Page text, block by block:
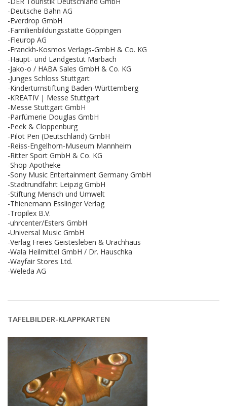
-Deutsche Bahn AG
-Everdrop GmbH
-Familienbildungsstätte Göppingen
-Fleurop AG
-Franckh-Kosmos Verlags-GmbH & Co. KG
-Haupt- und Landgestüt Marbach
-Jako-o / HABA Sales GmbH & Co. KG
-Junges Schloss Stuttgart
-Kinderturnstiftung Baden-Württemberg
-KREATIV | Messe Stuttgart
-Messe Stuttgart GmbH
-Parfümerie Douglas GmbH
-Peek & Cloppenburg
-Pilot Pen (Deutschland) GmbH
-Reiss-Engelhorn-Museum Mannheim
-Ritter Sport GmbH & Co. KG
-Shop-Apotheke
-Sony Music Entertainment Germany GmbH
-Stadtrundfahrt Leipzig GmbH
-Stiftung Mensch und Umwelt
-Thienemann Esslinger Verlag
-Tropilex B.V.
-uhrcenter/Esters GmbH
-Universal Music GmbH
-Verlag Freies Geistesleben & Urachhaus
-Wala Heilmittel GmbH / Dr. Hauschka
-Wayfair Stores Ltd.
-Weleda AG
TAFELBILDER-KLAPPKARTEN